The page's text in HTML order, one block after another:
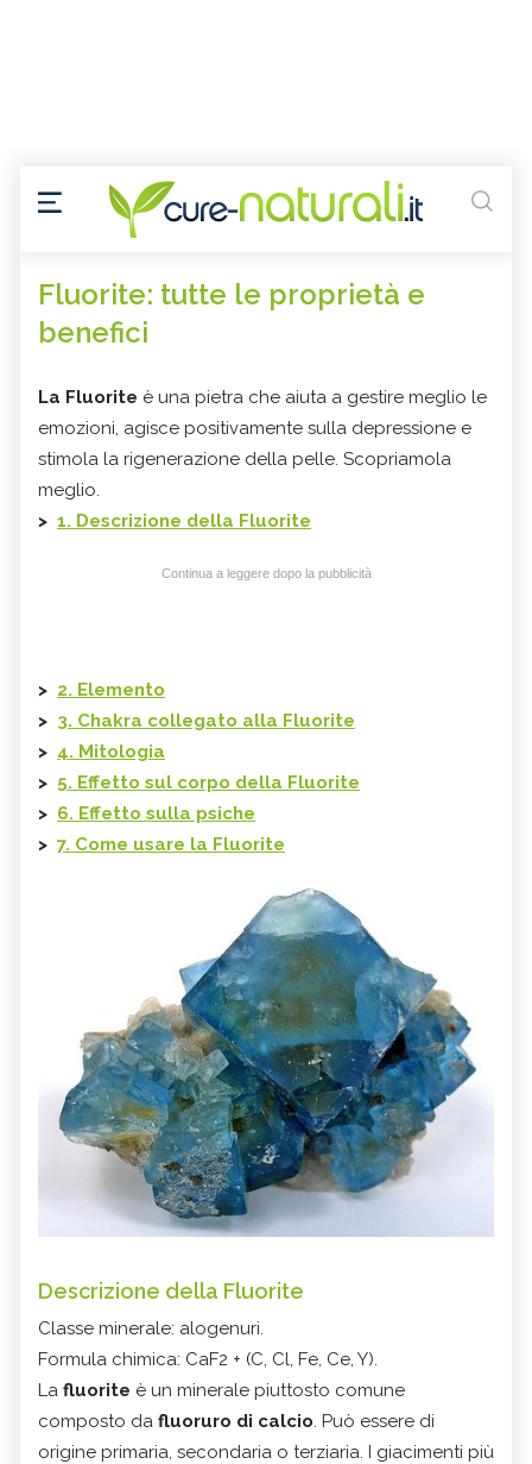
Fluorite: tutte le proprietà e
benefici
La Fluorite è una pietra che aiuta a gestire meglio le
emozioni, agisce positivamente sulla depressione e
stimola la rigenerazione della pelle. Scopriamola
meglio.
> 1. Descrizione della Fluorite
Continua a leggere dopo la pubblicità
> 2. Elemento
> 3. Chakra collegato alla Fluorite
> 4. Mitologia
> 5. Effetto sul corpo della Fluorite
> 6. Effetto sulla psiche
> 7. Come usare la Fluorite
Descrizione della Fluorite
Classe minerale: alogenuri.
Formula chimica: CaF2 + (C, Cl, Fe, Ce, Y).
La fluorite è un minerale piuttosto comune
composto da fluoruro di calcio . Può essere di
origine primaria, secondaria o terziaria. I giacimenti più